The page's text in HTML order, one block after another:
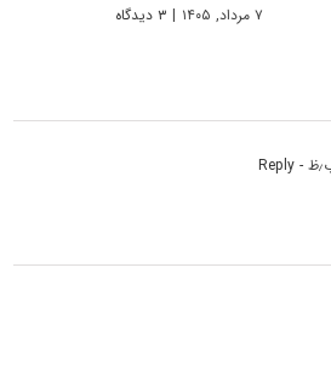
۷ مرداد, ۱۴۰۵ | ۳ دیدگاه
- Reply